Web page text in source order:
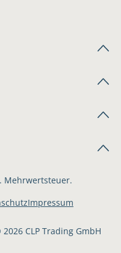
Mehrwertsteuer.
CLP Trading GmbH
Impressum